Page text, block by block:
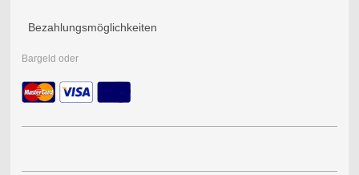
Bezahlungsmöglichkeiten
Bargeld oder